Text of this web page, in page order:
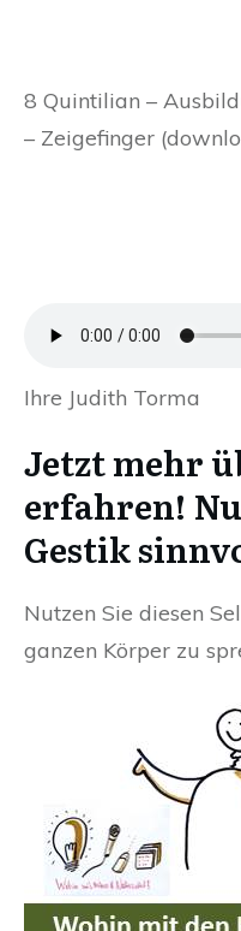
8 Quintilian –
– Zeigefinger
Ihre Judith Torma
Jetzt mehr
erfahren!
Gestik
Nutzen Sie diesen
ganzen Körper zu